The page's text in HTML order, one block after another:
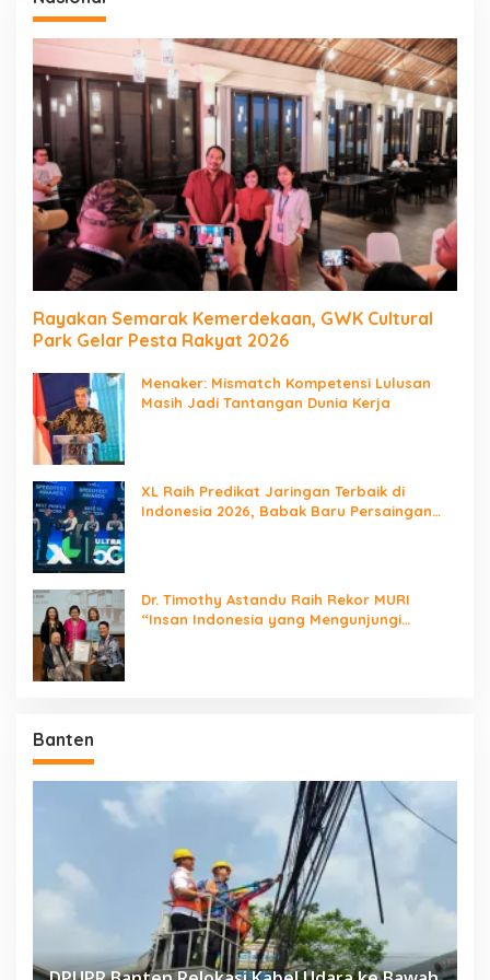
Rayakan Semarak Kemerdekaan, GWK Cultural
Park Gelar Pesta Rakyat 2026
Menaker: Mismatch Kompetensi Lulusan
Masih Jadi Tantangan Dunia Kerja
XL Raih Predikat Jaringan Terbaik di
Indonesia 2026, Babak Baru Persaingan
Dr. Timothy Astandu Raih Rekor MURI
“Insan Indonesia yang Mengunjungi
Banten